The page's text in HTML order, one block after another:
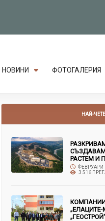
НОВИНИ ФОТОГАЛЕРИЯ
НАЙ-
РАСТЕМ И
ФЕВРУАРИ
3 516
„ЕЛАЦИТЕ-